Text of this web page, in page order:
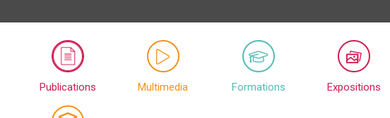
Publications Multimedia Formations Expositions